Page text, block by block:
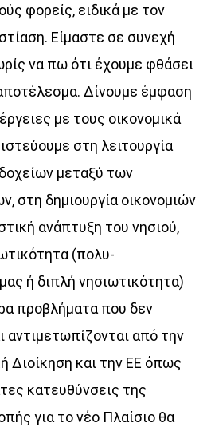
φορείς, ειδικά με τον
Είμαστε σε συνεχή
να πω ότι έχουμε φθάσει
Δίνουμε έμφαση
με τους οικονομικά
στη λειτουργία
μεταξύ των
στη δημιουργία οικονομιών
ανάπτυξη του νησιού,
(πολυ-
ή διπλή νησιωτικότητα)
προβλήματα που δεν
αντιμετωπίζονται από την
Διοίκηση και την ΕΕ όπως
κατευθύνσεις της
για το νέο Πλαίσιο θα